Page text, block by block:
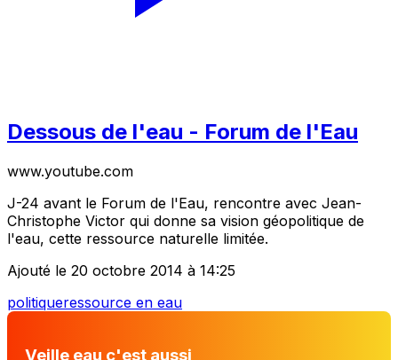
Dessous de l'eau - Forum de l'Eau
www.youtube.com
J-24 avant le Forum de l'Eau, rencontre avec Jean-
Christophe Victor qui donne sa vision géopolitique de
l'eau, cette ressource naturelle limitée.
Ajouté le 20 octobre 2014 à 14:25
politiqueressource en eau
Veille eau c'est aussi